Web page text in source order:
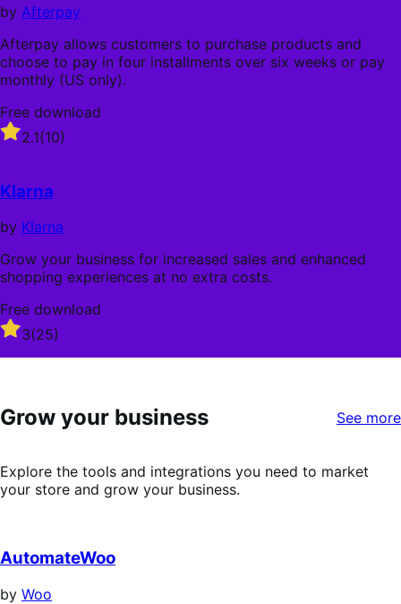
by Afterpay
Afterpay allows customers to purchase products and
choose to pay in four installments over six weeks or pay
monthly (US only).
Free download
Rated
2.1
of
5
stars
2.1(10)
Klarna
by Klarna
Grow your business for increased sales and enhanced
shopping experiences at no extra costs.
Free download
Rated
out
stars
3(25)
Grow your business See more
Explore the tools and integrations you need to market
your store and grow your business.
AutomateWoo
by Woo